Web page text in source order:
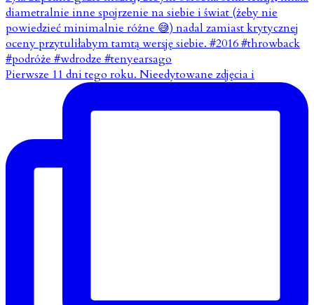
Pierwsze 11 dni tego roku. Nieedytowane zdjęcia i